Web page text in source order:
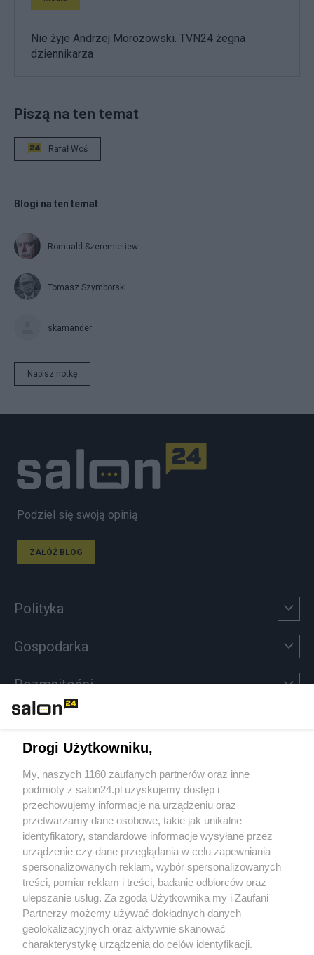
Nie żyje Andrzej Morozowski. TVN24 żegna
dziennikarza
Piszą na ten temat
Rafał Woś
Blogi na ten temat
Romuald Szeremietiew
Tomasz Szymborski
skamander
Napisz notkę
Podziel się swoją opinią
ZAŁÓŻ BLOG
Polityka
Gospodarka
Rozmaitości
Sport
Społeczeństwo
Kultura
X Facebook Instagram Youtube
Drogi Użytkowniku,
My, naszych 1160 zaufanych partnerów oraz inne
podmioty z salon24.pl uzyskujemy dostęp i
przechowujemy informacje na urządzeniu oraz
przetwarzamy dane osobowe, takie jak unikalne
identyfikatory, standardowe informacje wysyłane przez
urządzenie czy dane przeglądania w celu zapewniania
spersonalizowanych reklam, wybór spersonalizowanych
treści, pomiar reklam i treści, badanie odbiorców oraz
ulepszanie usług. Za zgodą Użytkownika my i Zaufani
Partnerzy możemy używać dokładnych danych
geolokalizacyjnych oraz aktywnie skanować
charakterystykę urządzenia do celów identyfikacji.